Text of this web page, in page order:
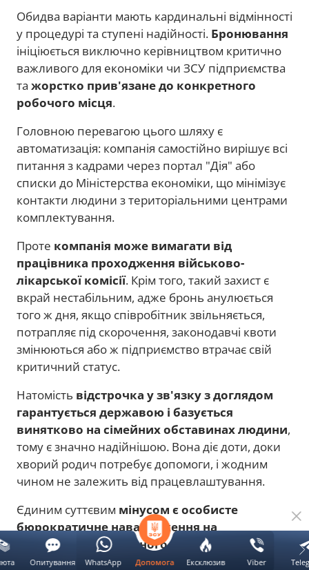
Обидва варіанти мають кардинальні відмінності
у процедурі та ступені надійності. Бронювання
ініціюється виключно керівництвом критично
важливого для економіки чи ЗСУ підприємства
та жорстко прив'язане до конкретного
робочого місця.
Головною перевагою цього шляху є
автоматизація: компанія самостійно вирішує всі
питання з кадрами через портал "Дія" або
списки до Міністерства економіки, що мінімізує
контакти людини з територіальними центрами
комплектування.
Проте компанія може вимагати від
працівника проходження військово-
лікарської комісії. Крім того, такий захист є
вкрай нестабільним, адже бронь анулюється
того ж дня, якщо співробітник звільняється,
потрапляє під скорочення, законодавчі квоти
змінюються або ж підприємство втрачає свій
критичний статус.
Натомість відстрочка у зв'язку з доглядом
гарантується державою і базується
винятково на сімейних обставинах людини,
тому є значно надійнішою. Вона діє доти, доки
хворий родич потребує допомоги, і жодним
чином не залежить від працевлаштування.
Єдиним суттєвим мінусом є особисте
бюрократичне навантаження на
військовозобов'язаного, бо він мусить сам
збирати документи: медичні висновки ЛКК чи
Допомога Ексклюзив Viber
Опитування WhatsApp